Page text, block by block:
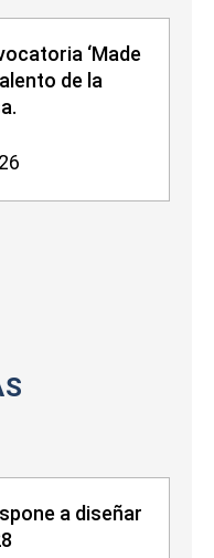
‘Made
de la
a diseñar